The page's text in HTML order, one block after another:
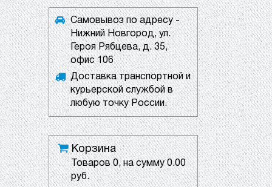
Самовывоз по адресу -
Нижний Новгород, ул.
Героя Рябцева, д. 35,
офис 106
Доставка транспортной и
курьерской службой в
любую точку России.
Корзина
Товаров0, на сумму0.00
руб.